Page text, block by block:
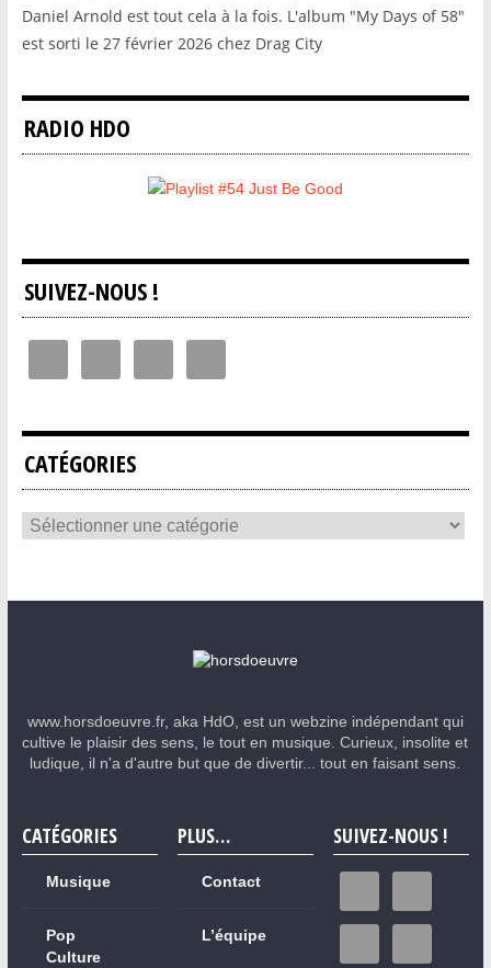
Daniel Arnold est tout cela à la fois. L'album "My Days of 58"
est sorti le 27 février 2026 chez Drag City
RADIO HDO
SUIVEZ-NOUS !
CATÉGORIES
www.horsdoeuvre.fr, aka HdO, est un webzine indépendant qui
cultive le plaisir des sens, le tout en musique. Curieux, insolite et
ludique, il n'a d'autre but que de divertir... tout en faisant sens.
CATÉGORIES
Musique
Pop
Culture
PLUS…
Contact
L’équipe
SUIVEZ-NOUS !